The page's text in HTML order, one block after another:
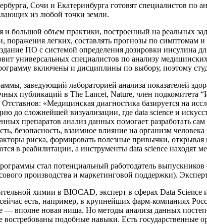
Сочи и Екатеринбурга готовят специалистов
из любой точки земли.
большой объем практики, построенный на реальных
поражения легких, составлять прогнозы по симптомам
ПО с системой определения дозировки инсулина
универсальных специалистов по анализу
включены и дисциплины по выбору, поэтому
заведующий лабораторией анализа показателей
публикаций в The Lancet, Nature, член подкомитета
«Медицинская диагностика базируется на
до сложнейшей визуализации, где data science и
препаратов анализ данных помогает разработать
безопасность, взаимное влияние на организм
риска, формировать полезные привычки,
в реабилитации, а инструменты data science находят
стал потенциальный работодатель
производства и маркетинговой поддержки).
химии в BIOCAD, эксперт в сферах Data
есть, например, в крупнейших фарм-компаниях
— вполне новая ниша. Но методы анализа данных
подобные навыки. Есть государственные